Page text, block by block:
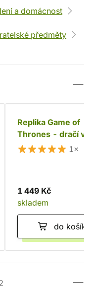
a domácnost
předměty
Replika Game of
Thrones - dračí
Rhaegal
1×
1 449 Kč
skladem
do košíku